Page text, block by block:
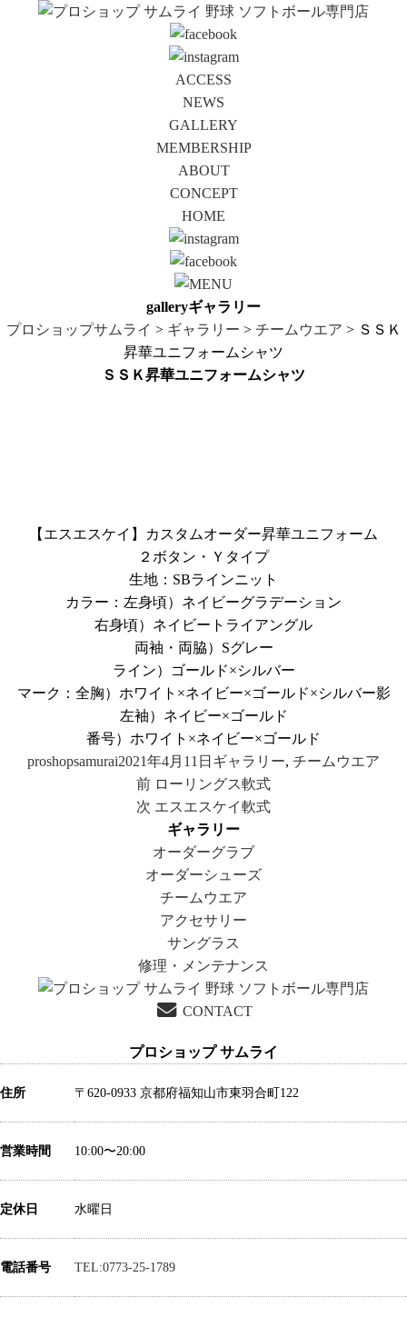
ACCESS
NEWS
GALLERY
MEMBERSHIP
ABOUT
CONCEPT
HOME
galleryギャラリー
プロショップサムライ > ギャラリー > チームウエア > ＳＳＫ
昇華ユニフォームシャツ
ＳＳＫ昇華ユニフォームシャツ
【エスエスケイ】カスタムオーダー昇華ユニフォーム
２ボタン・Ｙタイプ
生地：SBラインニット
カラー：左身頃）ネイビーグラデーション
右身頃）ネイビートライアングル
両袖・両脇）Sグレー
ライン）ゴールド×シルバー
マーク：全胸）ホワイト×ネイビー×ゴールド×シルバー影
左袖）ネイビー×ゴールド
番号）ホワイト×ネイビー×ゴールド
投
proshopsamurai投
2021年4月11日 カ
テ
ゴ
リ
ー
ギャラリー, チームウエア
前 前
の
稿:
ローリングス軟式
次 次
投
稿:
エスエスケイ軟式
ギャラリー
オーダーグラブ
オーダーシューズ
チームウエア
アクセサリー
サングラス
修理・メンテナンス
CONTACT
プロショップ サムライ
住所 〒620-0933 京都府福知山市東羽合町122
営業時間 10:00〜20:00
定休日 水曜日
電話番号 TEL:0773-25-1789